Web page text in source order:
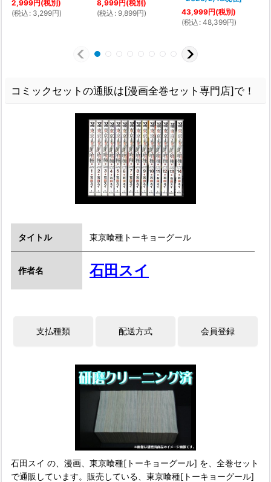
2,999円 (税別)
(税込 : 3,299円)
8,999円 (税別)
(税込 : 9,899円)
43,999円(税別)
(税込 : 48,399円)
コミックセットの通販は[漫画全巻セット専門店]で！
タイトル 東京喰種トーキョーグール
作者名 石田スイ
石田スイ の、漫画、東京喰種[トーキョーグール] を、全巻セット
で通販しています。販売している、東京喰種[トーキョーグール]